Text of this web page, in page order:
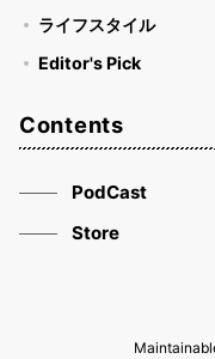
ライフスタイル
Editor's Pick
Contents
PodCast
Store